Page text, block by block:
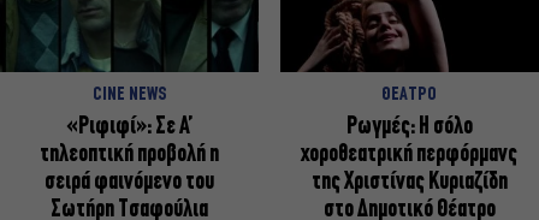
CINE NEWS
«Ριφιφί»: Σε Α’
τηλεοπτική προβολή η
σειρά φαινόμενο του
Σωτήρη Τσαφούλια
ΘΕΑΤΡΟ
Ρωγμές: Η σόλο
χοροθεατρική περφόρμανς
της Χριστίνας Κυριαζίδη
στο Δημοτικό Θέατρο